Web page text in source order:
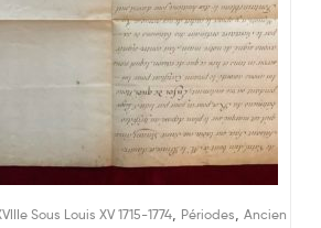
Sous Louis XV 1715-1774 Périodes ,Ancien